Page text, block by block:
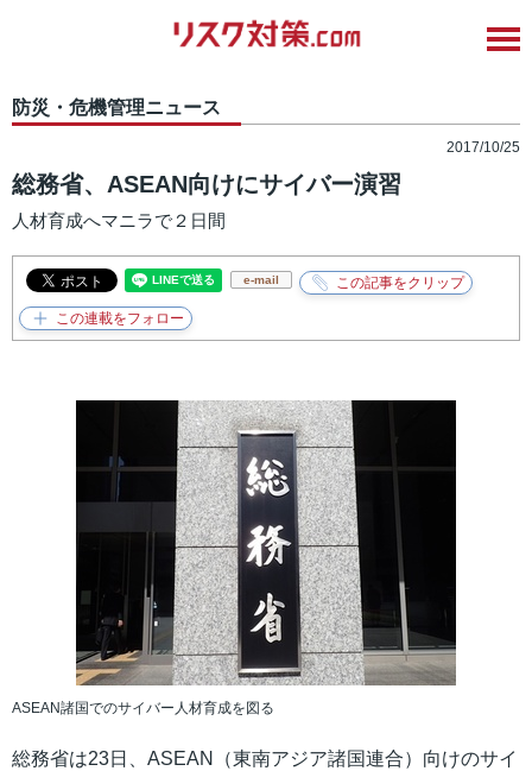
防災・危機管理ニュース
2017/10/25
総務省、ASEAN向けにサイバー演習
人材育成へマニラで２日間
e-mail
ASEAN諸国でのサイバー人材育成を図る
総務省は23日、ASEAN（東南アジア諸国連合）向けのサイ